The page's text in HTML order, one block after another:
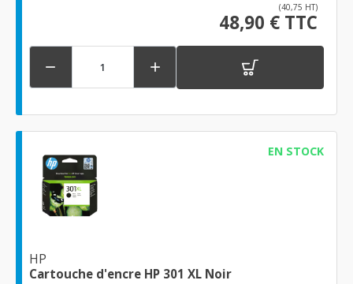
(40,75 HT)
48,90 € TTC
 
EN STOCK
HP
Cartouche d'encre HP 301 XL Noir